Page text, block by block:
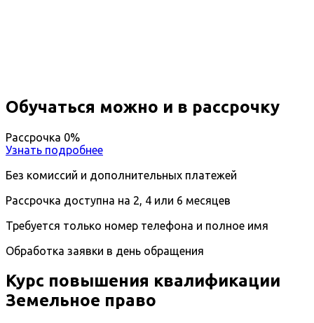
Обучаться можно и в рассрочку
Рассрочка 0%
Узнать подробнее
Без комиссий и дополнительных платежей
Рассрочка доступна на 2, 4 или 6 месяцев
Требуется только номер телефона и полное имя
Обработка заявки в день обращения
Курс повышения квалификации
Земельное право